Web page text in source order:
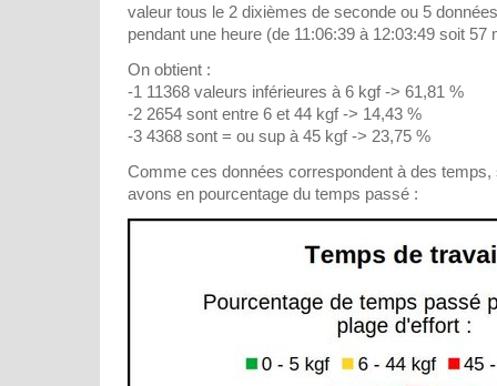
valeur tous le 2 dixièmes de seconde ou 5
pendant une heure (de 11:06:39 à 12:03:49 soit 57
On obtient :
-1 11368 valeurs inférieures à 6 kgf -> 61,81 %
-2 2654 sont entre 6 et 44 kgf -> 14,43 %
-3 4368 sont = ou sup à 45 kgf -> 23,75 %
Comme ces données correspondent à des temps,
avons en pourcentage du temps passé :